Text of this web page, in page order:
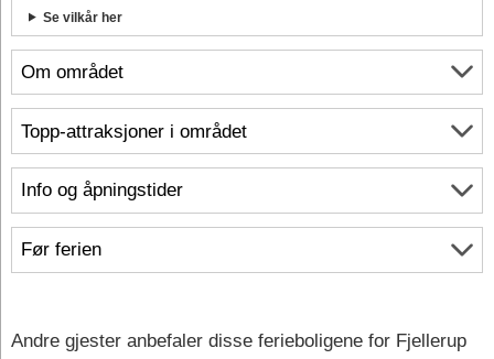
Om området
Info og åpningstider
Før ferien
Se vilkår her
Topp-attraksjoner i området
Andre gjester anbefaler disse ferieboligene for Fjellerup